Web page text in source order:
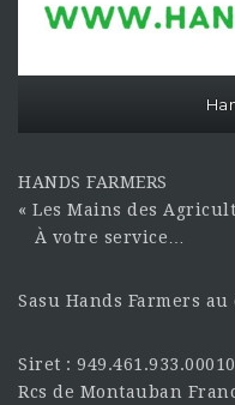
HANDS FARMERS
« Les Mains des
À votre service…
Sasu Hands Farmers
Siret :
Rcs de Montauban